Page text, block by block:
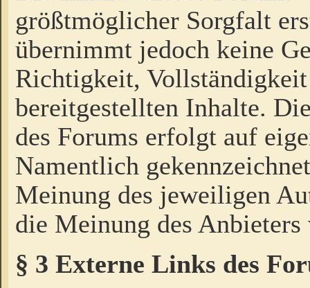
größtmöglicher Sorgfalt
übernimmt jedoch keine
Richtigkeit,
bereitgestellten Inhalte.
des Forums erfolgt auf
Namentlich
Meinung des jeweiligen
die Meinung des Anbieters
§ 3 Externe Links des